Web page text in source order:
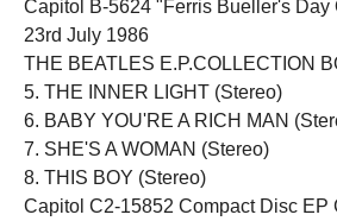
Capitol B-5624 "Ferris Bueller's Day
23rd July 1986
THE BEATLES E.P.COLLECTION
5. THE INNER LIGHT (Stereo)
6. BABY YOU'RE A RICH MAN
7. SHE'S A WOMAN (Stereo)
8. THIS BOY (Stereo)
Capitol C2-15852 Compact Disc EP